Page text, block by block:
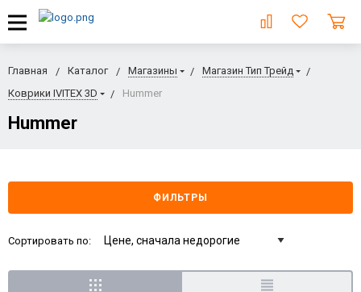
Главная Каталог Магазины
Магазин Тип Трейд
Коврики IVITEX 3D
Hummer
Hummer
ФИЛЬТРЫ
Сортировать по: